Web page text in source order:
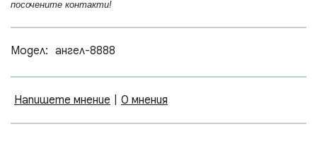
посочените контакти!
Модел: ангел-8888
Напишете мнение 0 мнения